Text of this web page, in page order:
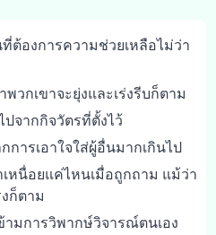
ที่ต้องการความช่วยเหลือไม่ว่า
วกเขาจะยุ่งและเร่งรีบก็ตาม
ปจากกิจวัตรที่ตั้งไว้
การเอาใจใส่ผู้อื่นมากเกินไป
เหนื่อยแค่ไหนเมื่อถูกถาม แม้ว่า
ก็ตาม
ามการวิพากษ์วิจารณ์ตนเอง